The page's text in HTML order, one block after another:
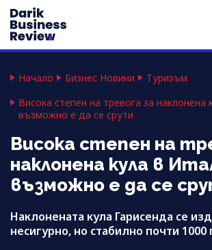
Начало Бизнес Новини
Туризъм
Висока степен на тревога за наклонена
възможно е да се срути
Висока степен на
наклонена кула в
възможно е да се
Наклонената кула Гарисенда се
несигурно, но стабилно почти 1000